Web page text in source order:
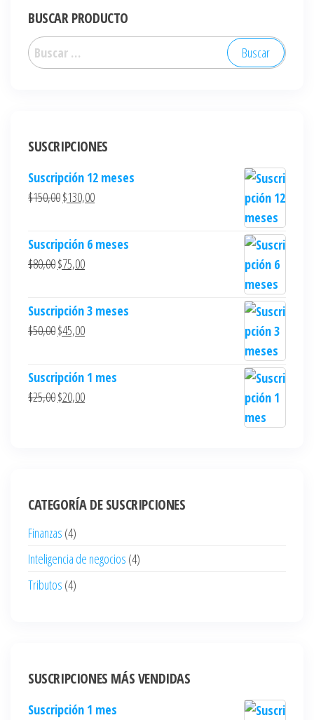
BUSCAR PRODUCTO
SUSCRIPCIONES
Suscripción 12 meses
$150,00$130,00
Suscripción 6 meses
$80,00$75,00
Suscripción 3 meses
$50,00$45,00
Suscripción 1 mes
$25,00$20,00
CATEGORÍA DE SUSCRIPCIONES
Finanzas (4)
Inteligencia de negocios (4)
Tributos (4)
SUSCRIPCIONES MÁS VENDIDAS
Suscripción 1 mes